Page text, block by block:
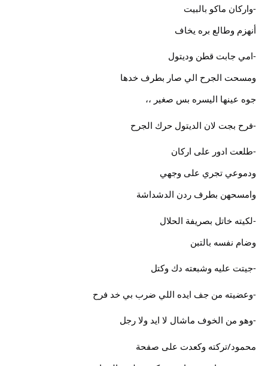
-واركان ماكو بالبيت
أنهزم وطالع بره يخاف
-امي جابت قطن وديتول
ومسحت الجرح الي صار بطرف خدها
جوه عينها اليسره بس صغير ،،
-فرح بجت لان الديتول حرك الجرح
-طلعت ادور على اركان
ودموعي تجري على وجهي
وامسحهن بطرف ردن الدشداشة
-لكيته خاتل بصريفة الحلال
وضام نفسه بالتبن
-جيتت عليه وشبعته دك وكتل
-وعضيته من جف ايده اللي ضرب بي خد فرح
-وهو من الخوف ماشال لا ايد ولا رجل
محمود/تركته وكعدت على صفحة